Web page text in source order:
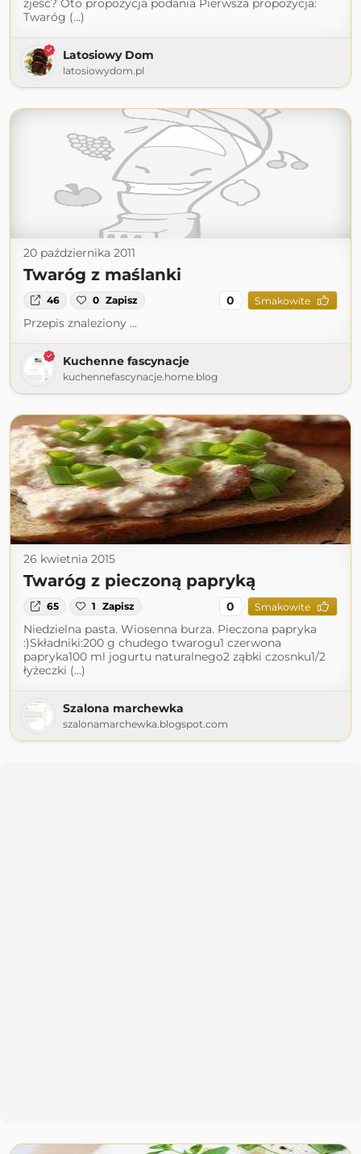
zjeść? Oto propozycja podania Pierwsza propozycja:
Twaróg (...)
Latosiowy Dom
latosiowydom.pl
20 października 2011
Twaróg z maślanki
46 0 Zapisz 0 Smakowite
Przepis znaleziony ...
Kuchenne fascynacje
kuchennefascynacje.home.blog
26 kwietnia 2015
Twaróg z pieczoną papryką
65 1 Zapisz 0 Smakowite
Niedzielna pasta. Wiosenna burza. Pieczona papryka
:)Składniki:200 g chudego twarogu1 czerwona
papryka100 ml jogurtu naturalnego2 ząbki czosnku1/2
łyżeczki (...)
Szalona marchewka
szalonamarchewka.blogspot.com